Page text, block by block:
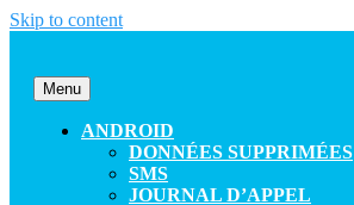
Skip to content
Menu
ANDROID
DONNÉES SUPPRIMÉES
SMS
JOURNAL D’APPEL